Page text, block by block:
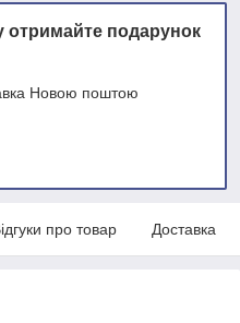
отримайте подарунок
Новою поштою
про товар Доставка